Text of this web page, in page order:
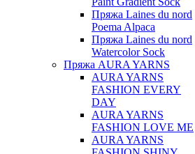
Пряжа Laines du nord
Poema Alpaca
Пряжа Laines du nord
Watercolor Sock
Пряжа AURA YARNS
AURA YARNS
FASHION EVERY
DAY
AURA YARNS
FASHION LOVE ME
AURA YARNS